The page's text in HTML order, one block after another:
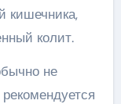
кишечника,
колит.
не